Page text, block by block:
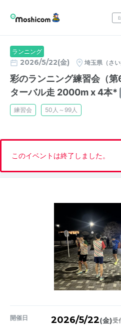
ランニング
2026/5/22(金) 埼玉県（さい
彩のランニング練習会（
ターバル走 2000m x 4本*
練習会 50人～99人
このイベントは終了しました。
開催日 2026/5/22(金)受